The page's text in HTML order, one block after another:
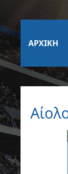
ΑΡΧΙΚΉ